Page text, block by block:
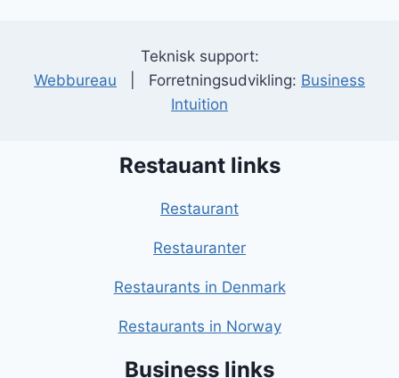
Teknisk support:
Webbureau | Forretningsudvikling: Business
Intuition
Restauant links
Restaurant
Restauranter
Restaurants in Denmark
Restaurants in Norway
Business links